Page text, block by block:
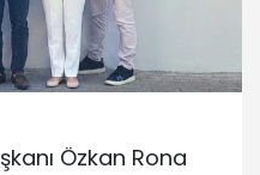
Özkan Rona